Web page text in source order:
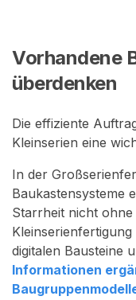
Vorhandene
überdenken
Die effiziente
Kleinserien eine
In der
Baukastensysteme
Starrheit nicht
digitalen Bausteine
Informationen